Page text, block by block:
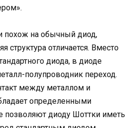
похож на обычный диод,
структура отличается. Вместо
диода, в диоде
полупроводник переход.
между металлом и
определенными
позволяют диоду Шоттки иметь